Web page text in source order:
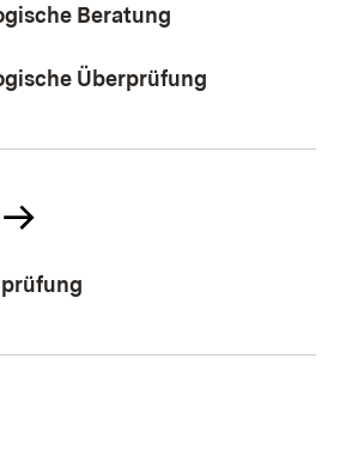
Beratung
Überprüfung